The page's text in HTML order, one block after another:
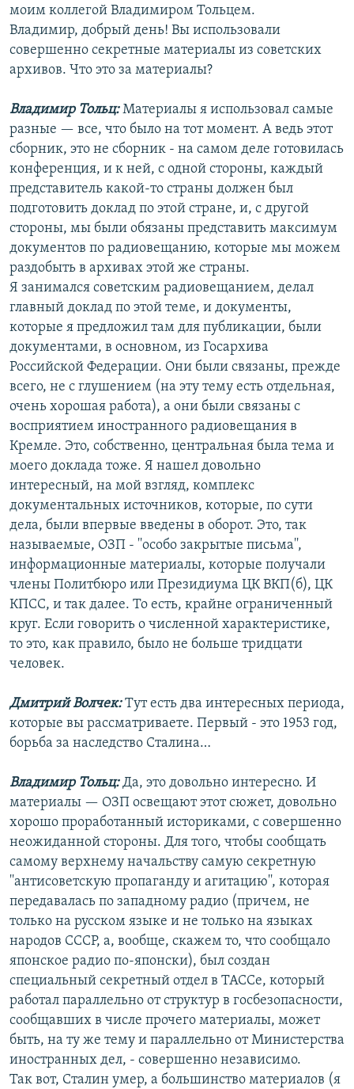
моим коллегой Владимиром Тольцем.
Владимир, добрый день! Вы использовали
совершенно секретные материалы из советских
архивов. Что это за материалы?
Владимир Тольц:Материалы я использовал самые
разные — все, что было на тот момент. А ведь этот
сборник, это не сборник - на самом деле готовилась
конференция, и к ней, с одной стороны, каждый
представитель какой-то страны должен был
подготовить доклад по этой стране, и, с другой
стороны, мы были обязаны представить максимум
документов по радиовещанию, которые мы можем
раздобыть в архивах этой же страны.
Я занимался советским радиовещанием, делал
главный доклад по этой теме, и документы,
которые я предложил там для публикации, были
документами, в основном, из Госархива
Российской Федерации. Они были связаны, прежде
всего, не с глушением (на эту тему есть отдельная,
очень хорошая работа), а они были связаны с
восприятием иностранного радиовещания в
Кремле. Это, собственно, центральная была тема и
моего доклада тоже. Я нашел довольно
интересный, на мой взгляд, комплекс
документальных источников, которые, по сути
дела, были впервые введены в оборот. Это, так
называемые, ОЗП - ''особо закрытые письма'',
информационные материалы, которые получали
члены Политбюро или Президиума ЦК ВКП(б), ЦК
КПСС, и так далее. То есть, крайне ограниченный
круг. Если говорить о численной характеристике,
то это, как правило, было не больше тридцати
человек.
Дмитрий Волчек:Тут есть два интересных периода,
которые вы рассматриваете. Первый - это 1953 год,
борьба за наследство Сталина…
Владимир Тольц:Да, это довольно интересно. И
материалы — ОЗП освещают этот сюжет, довольно
хорошо проработанный историками, с совершенно
неожиданной стороны. Для того, чтобы сообщать
самому верхнему начальству самую секретную
''антисоветскую пропаганду и агитацию'', которая
передавалась по западному радио (причем, не
только на русском языке и не только на языках
народов СССР, а, вообще, скажем то, что сообщало
японское радио по-японски), был создан
специальный секретный отдел в ТАССе, который
работал параллельно от структур в госбезопасности,
сообщавших в числе прочего материалы, может
быть, на ту же тему и параллельно от Министерства
иностранных дел, - совершенно независимо.
Так вот, Сталин умер, а большинство материалов (я